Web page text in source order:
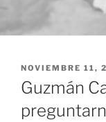
NOVIEMBRE 11,
Guzmán